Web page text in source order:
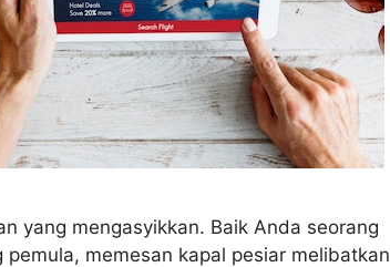
yang mengasyikkan. Baik Anda seorang
memesan kapal pesiar melibatkan